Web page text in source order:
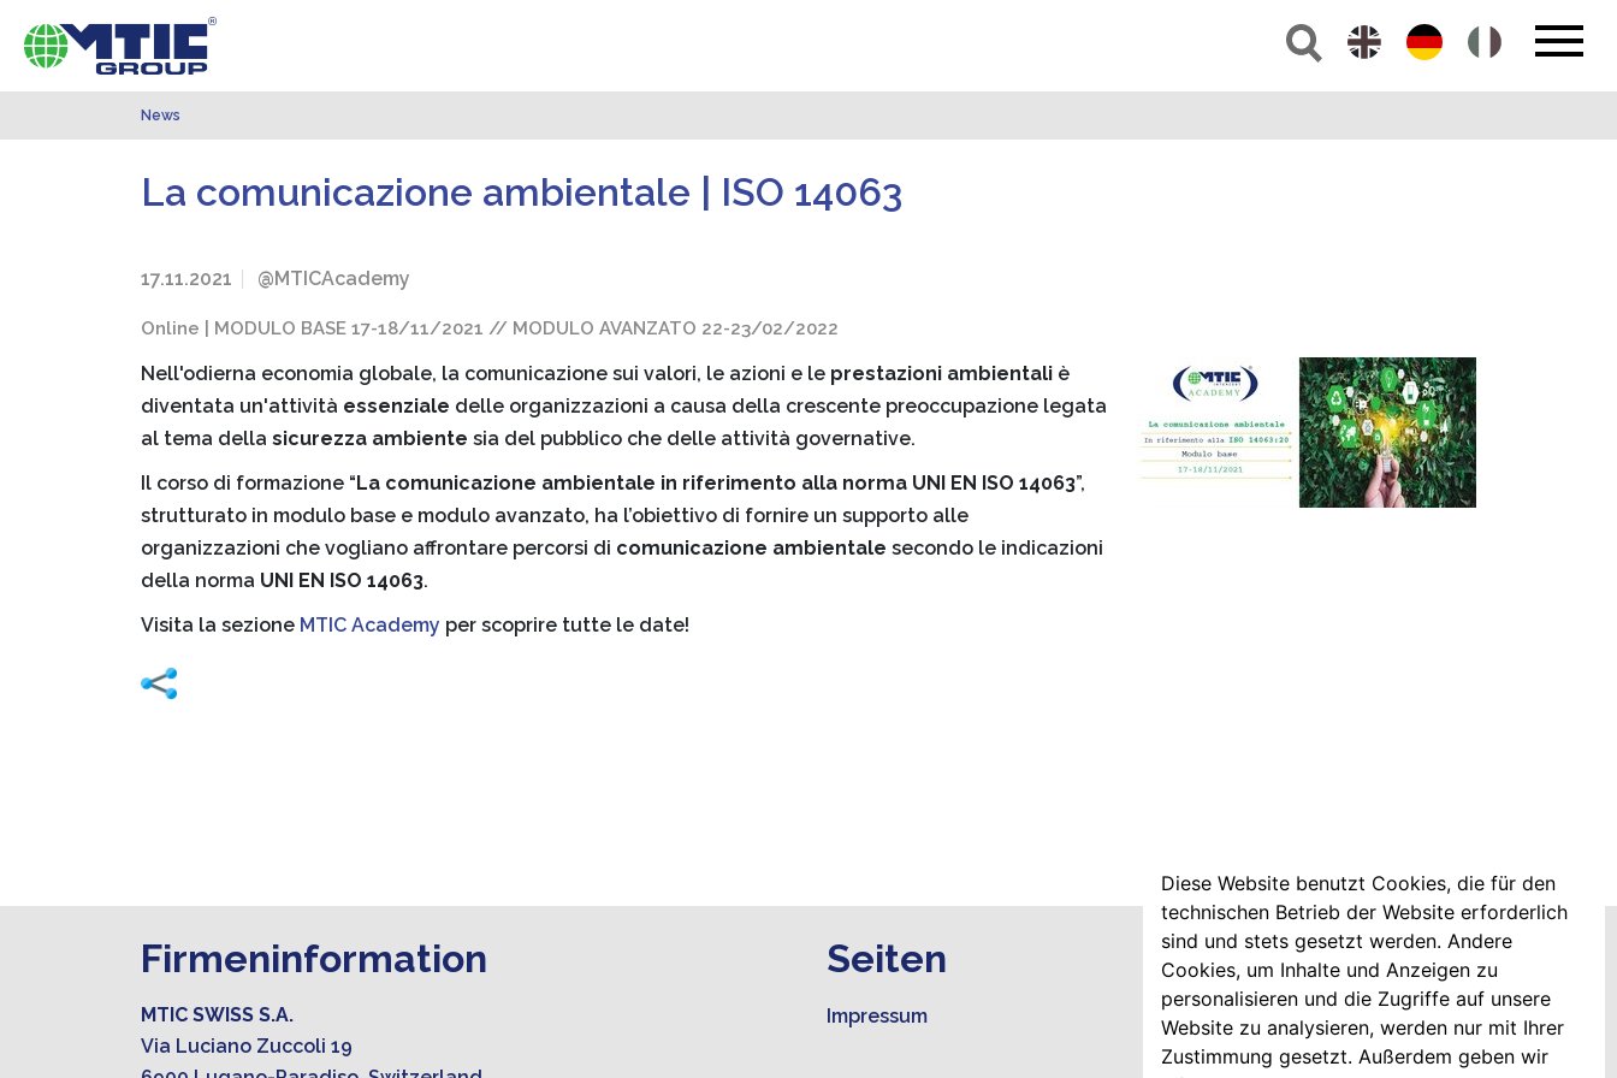
News
La comunicazione ambientale | ISO 14063
17.11.2021 @MTICAcademy
Online | MODULO BASE 17-18/11/2021 // MODULO AVANZATO 22-23/02/2022
Nell'odierna economia globale, la comunicazione sui valori, le azioni e le prestazioni ambientali è
diventata un'attività essenziale delle organizzazioni a causa della crescente preoccupazione legata
al tema della sicurezza ambiente sia del pubblico che delle attività governative.
Il corso di formazione “La comunicazione ambientale in riferimento alla norma UNI EN ISO 14063”,
strutturato in modulo base e modulo avanzato, ha l’obiettivo di fornire un supporto alle
organizzazioni che vogliano affrontare percorsi di comunicazione ambientale secondo le indicazioni
della norma UNI EN ISO 14063.
Visita la sezione MTIC Academy per scoprire tutte le date!
Firmeninformation
MTIC SWISS S.A.
Via Luciano Zuccoli 19
Seiten
Impressum
Diese Website benutzt Cookies, die für den
technischen Betrieb der Website erforderlich
sind und stets gesetzt werden. Andere
Cookies, um Inhalte und Anzeigen zu
personalisieren und die Zugriffe auf unsere
Website zu analysieren, werden nur mit Ihrer
Zustimmung gesetzt. Außerdem geben wir